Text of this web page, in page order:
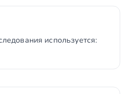
используется: